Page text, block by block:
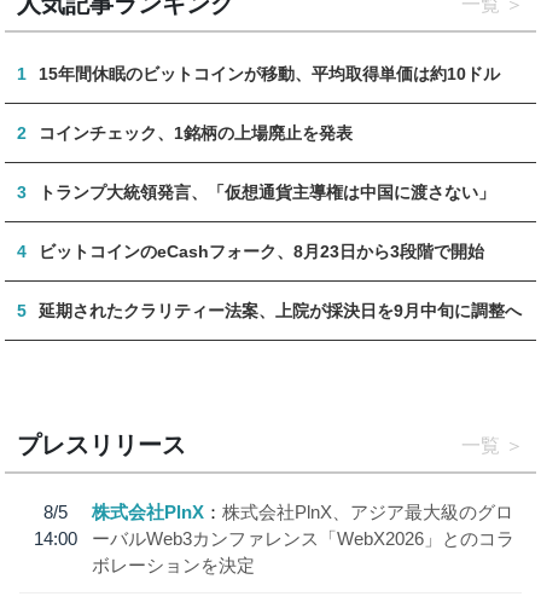
1 15年間休眠のビットコインが移動、平均取得単価は約10ドル
2 コインチェック、1銘柄の上場廃止を発表
3 トランプ大統領発言、「仮想通貨主導権は中国に渡さない」
4 ビットコインのeCashフォーク、8月23日から3段階で開始
5 延期されたクラリティー法案、上院が採決日を9月中旬に調整へ
プレスリリース 一覧
8/5
14:00
株式会社PlnX
株式会社PlnX、アジア最大級のグロ
ーバルWeb3カンファレンス「WebX2026」とのコラ
ボレーションを決定